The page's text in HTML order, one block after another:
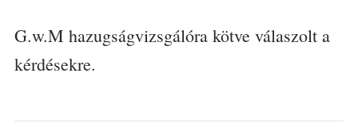
G.w.M hazugságvizsgálóra kötve válaszolt a
kérdésekre.